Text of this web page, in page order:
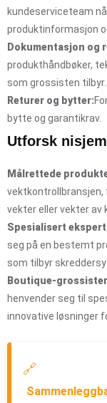
kundeserviceteam
produktinformasjon
Dokumentasjon og
produkthåndbøker,
som grossisten tilbyr.
Returer og bytter:
bytte og garantikrav.
Utforsk
Målrettede
vekter eller vekter av
Spesialisert
seg på en bestemt
som tilbyr
Boutique-
henvender seg til
innovative løsninger
🔗